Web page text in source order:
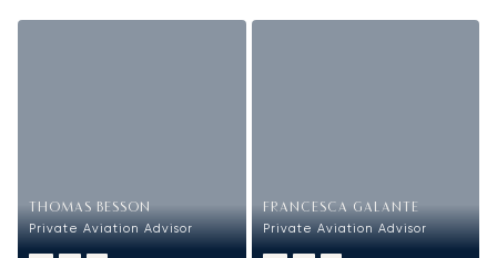
THOMAS BESSON
Private Aviation Advisor
FRANCESCA GALANTE
Private Aviation Advisor